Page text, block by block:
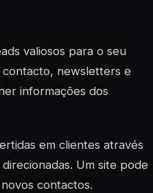
valiosos para o seu
contacto, newsletters e
informações dos
em clientes através
Um site pode
contactos.